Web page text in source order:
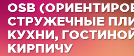
OSB
СТРУЖЕЧНЫЕ
КУХНИ,
КИРПИЧУ